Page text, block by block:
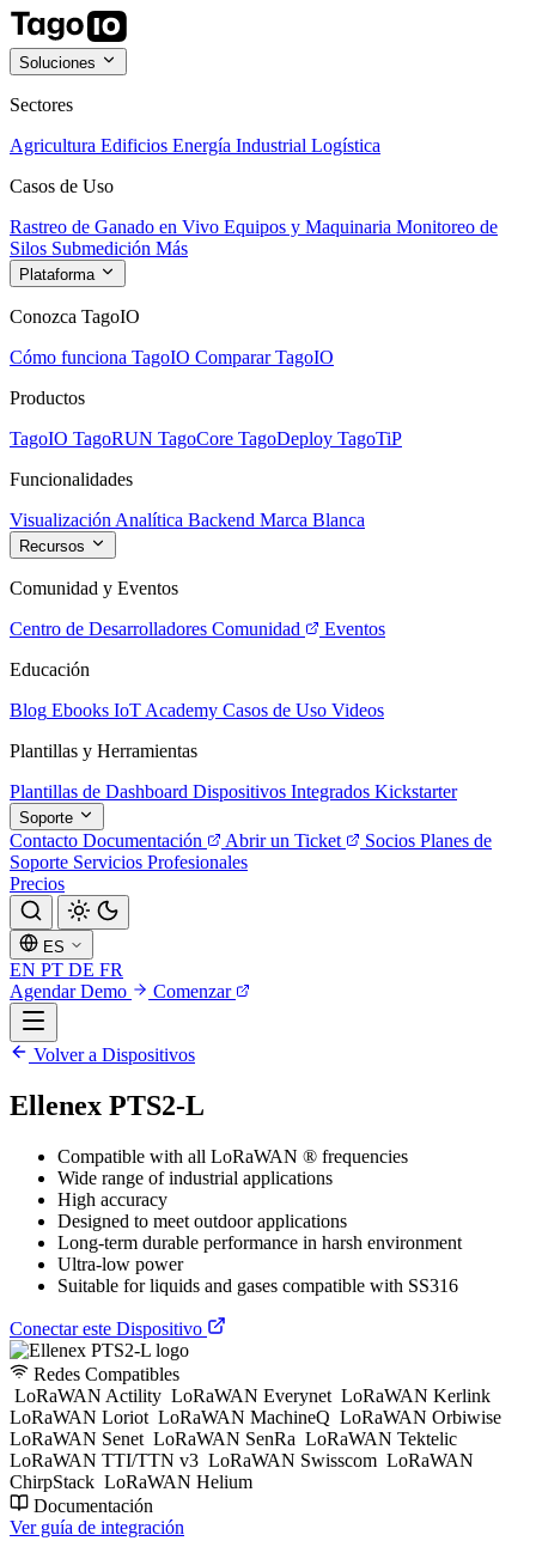
Soluciones
Sectores
Agricultura Edificios Energía Industrial Logística
Casos de Uso
Rastreo de Ganado en Vivo Equipos y Maquinaria Monitoreo de
Silos Submedición Más
Plataforma
Conozca TagoIO
Cómo funciona TagoIO Comparar TagoIO
Productos
TagoIO TagoRUN TagoCore TagoDeploy TagoTiP
Funcionalidades
Visualización Analítica Backend Marca Blanca
Recursos
Comunidad y Eventos
Centro de Desarrolladores Comunidad
Eventos
Educación
Blog Ebooks IoT Academy Casos de Uso Videos
Plantillas y Herramientas
Plantillas de Dashboard Dispositivos Integrados Kickstarter
Soporte
Contacto Documentación Abrir un Ticket Socios Planes de
Soporte Servicios Profesionales
Precios
ES
EN PT DE FR
Agendar Demo
Comenzar
Volver a Dispositivos
Ellenex PTS2-L
Compatible with all LoRaWAN ® frequencies
Wide range of industrial applications
High accuracy
Designed to meet outdoor applications
Long-term durable performance in harsh environment
Ultra-low power
Suitable for liquids and gases compatible with SS316
Conectar este Dispositivo
Redes Compatibles
LoRaWAN Actility LoRaWAN Everynet LoRaWAN Kerlink
LoRaWAN Loriot LoRaWAN MachineQ LoRaWAN Orbiwise
LoRaWAN Senet LoRaWAN SenRa LoRaWAN Tektelic
LoRaWAN TTI/TTN v3 LoRaWAN Swisscom LoRaWAN
ChirpStack LoRaWAN Helium
Documentación
Ver guía de integración